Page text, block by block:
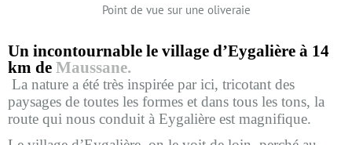
Point de vue sur une oliveraie
Un incontournable le village d’Eygalière à 14
km de Maussane.
La nature a été très inspirée par ici, tricotant des
paysages de toutes les formes et dans tous les tons, la
route qui nous conduit à Eygalière est magnifique.